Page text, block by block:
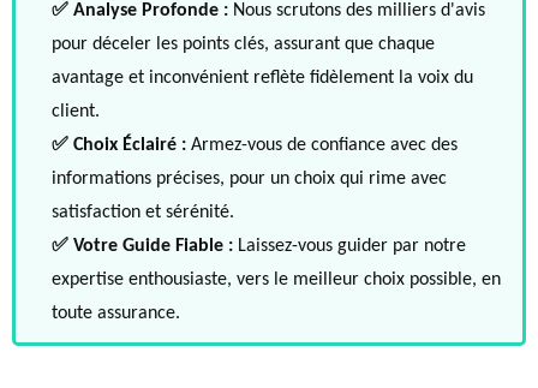
✅ Analyse Profonde : Nous scrutons des milliers d'avis
pour déceler les points clés, assurant que chaque
avantage et inconvénient reflète fidèlement la voix du
client.
✅ Choix Éclairé : Armez-vous de confiance avec des
informations précises, pour un choix qui rime avec
satisfaction et sérénité.
✅ Votre Guide Fiable : Laissez-vous guider par notre
expertise enthousiaste, vers le meilleur choix possible, en
toute assurance.